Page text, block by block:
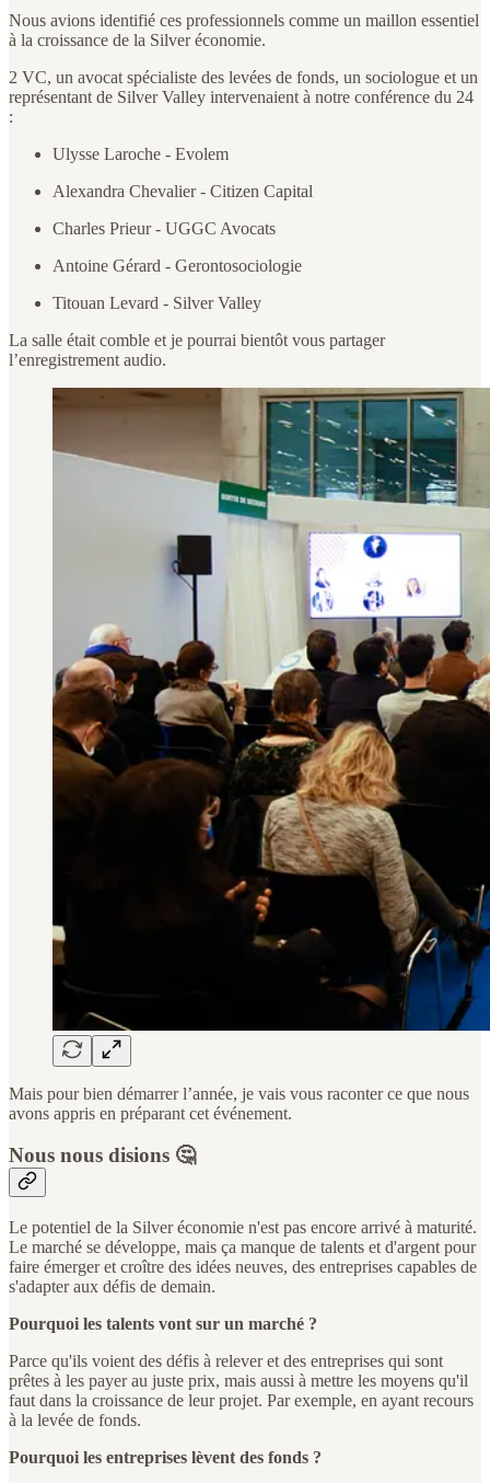
Nous avions identifié ces professionnels comme un maillon essentiel
à la croissance de la Silver économie.
2 VC, un avocat spécialiste des levées de fonds, un sociologue et un
représentant de Silver Valley intervenaient à notre conférence du 24
:
Ulysse Laroche - Evolem
Alexandra Chevalier - Citizen Capital
Charles Prieur - UGGC Avocats
Antoine Gérard - Gerontosociologie
Titouan Levard - Silver Valley
La salle était comble et je pourrai bientôt vous partager
l’enregistrement audio.
Mais pour bien démarrer l’année, je vais vous raconter ce que nous
avons appris en préparant cet événement.
Nous nous disions 🤔
Le potentiel de la Silver économie n'est pas encore arrivé à maturité.
Le marché se développe, mais ça manque de talents et d'argent pour
faire émerger et croître des idées neuves, des entreprises capables de
s'adapter aux défis de demain.
Pourquoi les talents vont sur un marché ?
Parce qu'ils voient des défis à relever et des entreprises qui sont
prêtes à les payer au juste prix, mais aussi à mettre les moyens qu'il
faut dans la croissance de leur projet. Par exemple, en ayant recours
à la levée de fonds.
Pourquoi les entreprises lèvent des fonds ?